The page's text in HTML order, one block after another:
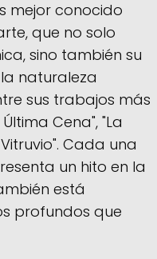
mejor conocido
que no solo
sino también su
naturaleza
sus trabajos más
Cena", "La
Cada una
un hito en la
está
profundos que